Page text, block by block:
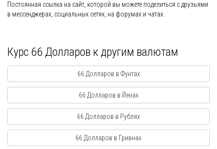
Постоянная ссылка на сайт, которой вы можете поделиться с друзьями
в мессенджерах, социальных сетях, на форумах и чатах.
Курс 66 Долларов к другим валютам
66 Долларов в Фунтах
66 Долларов в Йенах
66 Долларов в Рублях
66 Долларов в Гривнах